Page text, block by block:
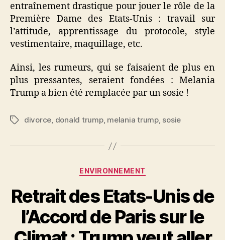
entraînement drastique pour jouer le rôle de la
Première Dame des Etats-Unis : travail sur
l’attitude, apprentissage du protocole, style
vestimentaire, maquillage, etc.
Ainsi, les rumeurs, qui se faisaient de plus en
plus pressantes, seraient fondées : Melania
Trump a bien été remplacée par un sosie !
Étiquettes
divorce, donald trump, melania trump, sosie
Catégories
ENVIRONNEMENT
Retrait des Etats-Unis de
l’Accord de Paris sur le